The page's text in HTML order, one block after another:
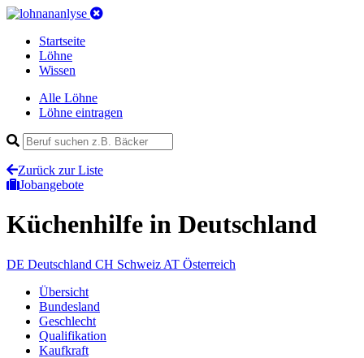
Startseite
Löhne
Wissen
Alle Löhne
Löhne eintragen
Zurück zur Liste
Jobangebote
Küchenhilfe in Deutschland
DE Deutschland CH Schweiz AT Österreich
Übersicht
Bundesland
Geschlecht
Qualifikation
Kaufkraft